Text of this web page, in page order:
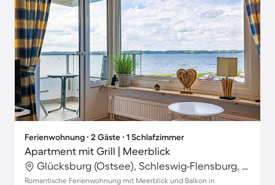
Ferienwohnung ∙ 2 Gäste ∙ 1 Schlafzimmer
Apartment mit Grill | Meerblick
Glücksburg (Ostsee), Schleswig-Flensburg, Deutschland
Romantische Ferienwohnung mit Meerblick und Balkon in